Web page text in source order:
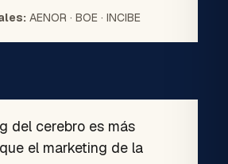
AENOR · BOE· INCIBE
del cerebro es más
el marketing de la